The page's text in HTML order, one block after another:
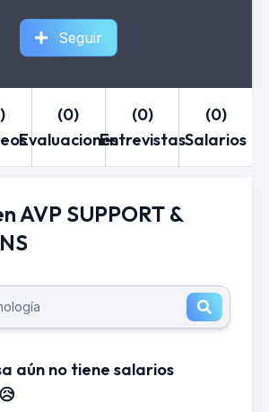
Seguir
(0)
Evaluaciones
(0)
Entrevistas
(0)
Salarios
AVP SUPPORT &
aún no tiene salarios